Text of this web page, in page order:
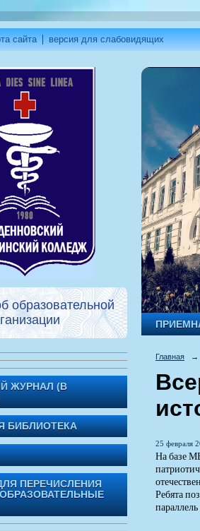
сайта версия для слабовидящих
образовательной
ЖУРНАЛ (В
БИБЛИОТЕКА
ПЕРЕЧИСЛЕНИЯ
Главная →
25 февраля
На базе
Ребята